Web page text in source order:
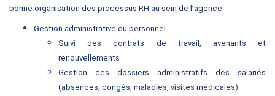
bonne organisation des processus RH au sein de l’agence.
Gestion administrative du personnel
Suivi des contrats de travail, avenants et
renouvellements
Gestion des dossiers administratifs des salariés
(absences, congés, maladies, visites médicales)